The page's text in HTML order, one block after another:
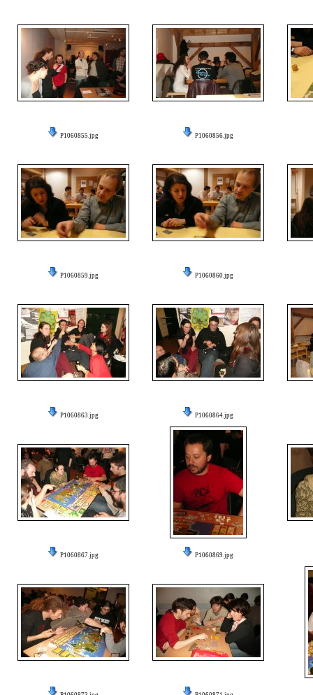
P1060855.jpg P1060856.jpg
P1060859.jpg P1060860.jpg
P1060863.jpg P1060864.jpg
P1060867.jpg P1060869.jpg